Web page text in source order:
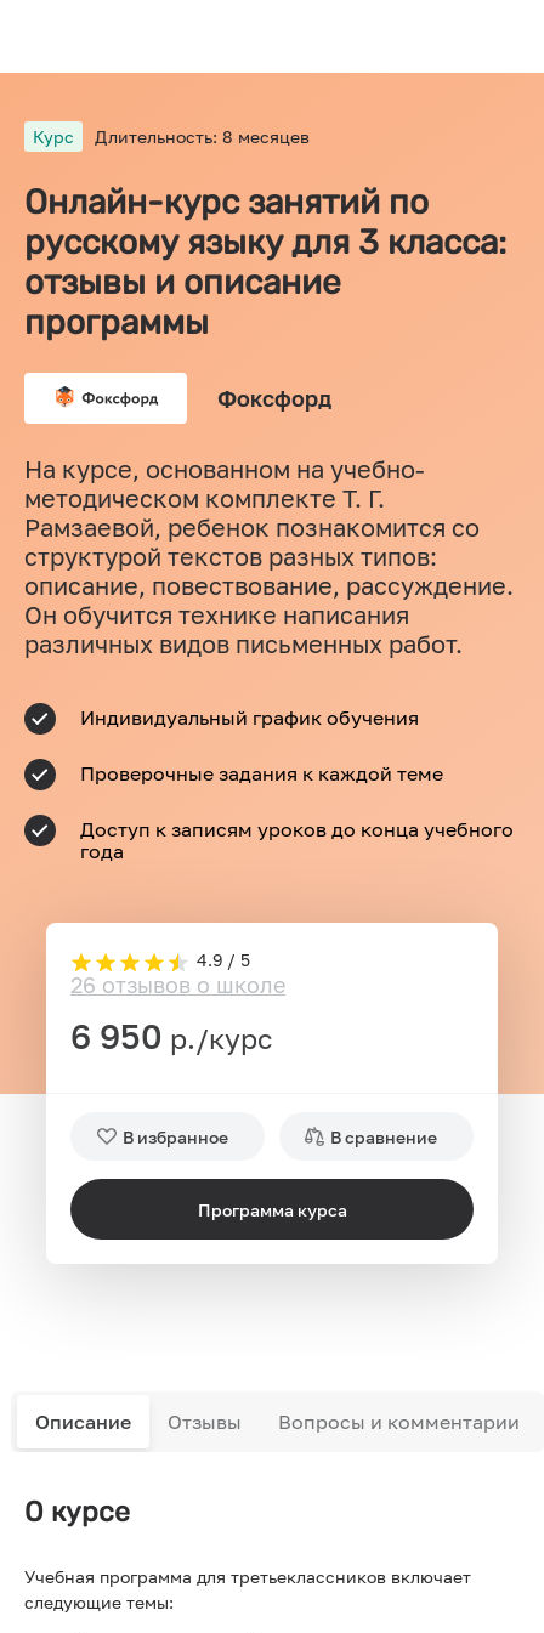
Курс Длительность: 8 месяцев
Онлайн-курс занятий по
русскому языку для 3 класса:
отзывы и описание
программы
Фоксфорд
На курсе, основанном на учебно-
методическом комплекте Т. Г.
Рамзаевой, ребенок познакомится со
структурой текстов разных типов:
описание, повествование, рассуждение.
Он обучится технике написания
различных видов письменных работ.
Индивидуальный график обучения
Проверочные задания к каждой теме
Доступ к записям уроков до конца учебного
года
4.9 / 5
26 отзывов о школе
6 950 р./курс
В избранное В сравнение
Программа курса
Описание Отзывы Вопросы и комментарии
О курсе
Учебная программа для третьеклассников включает
следующие темы: